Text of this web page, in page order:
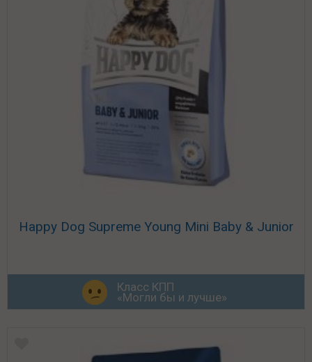
Happy Dog Supreme Young Mini Baby & Junior
Класс КПП
«Могли бы и лучше»